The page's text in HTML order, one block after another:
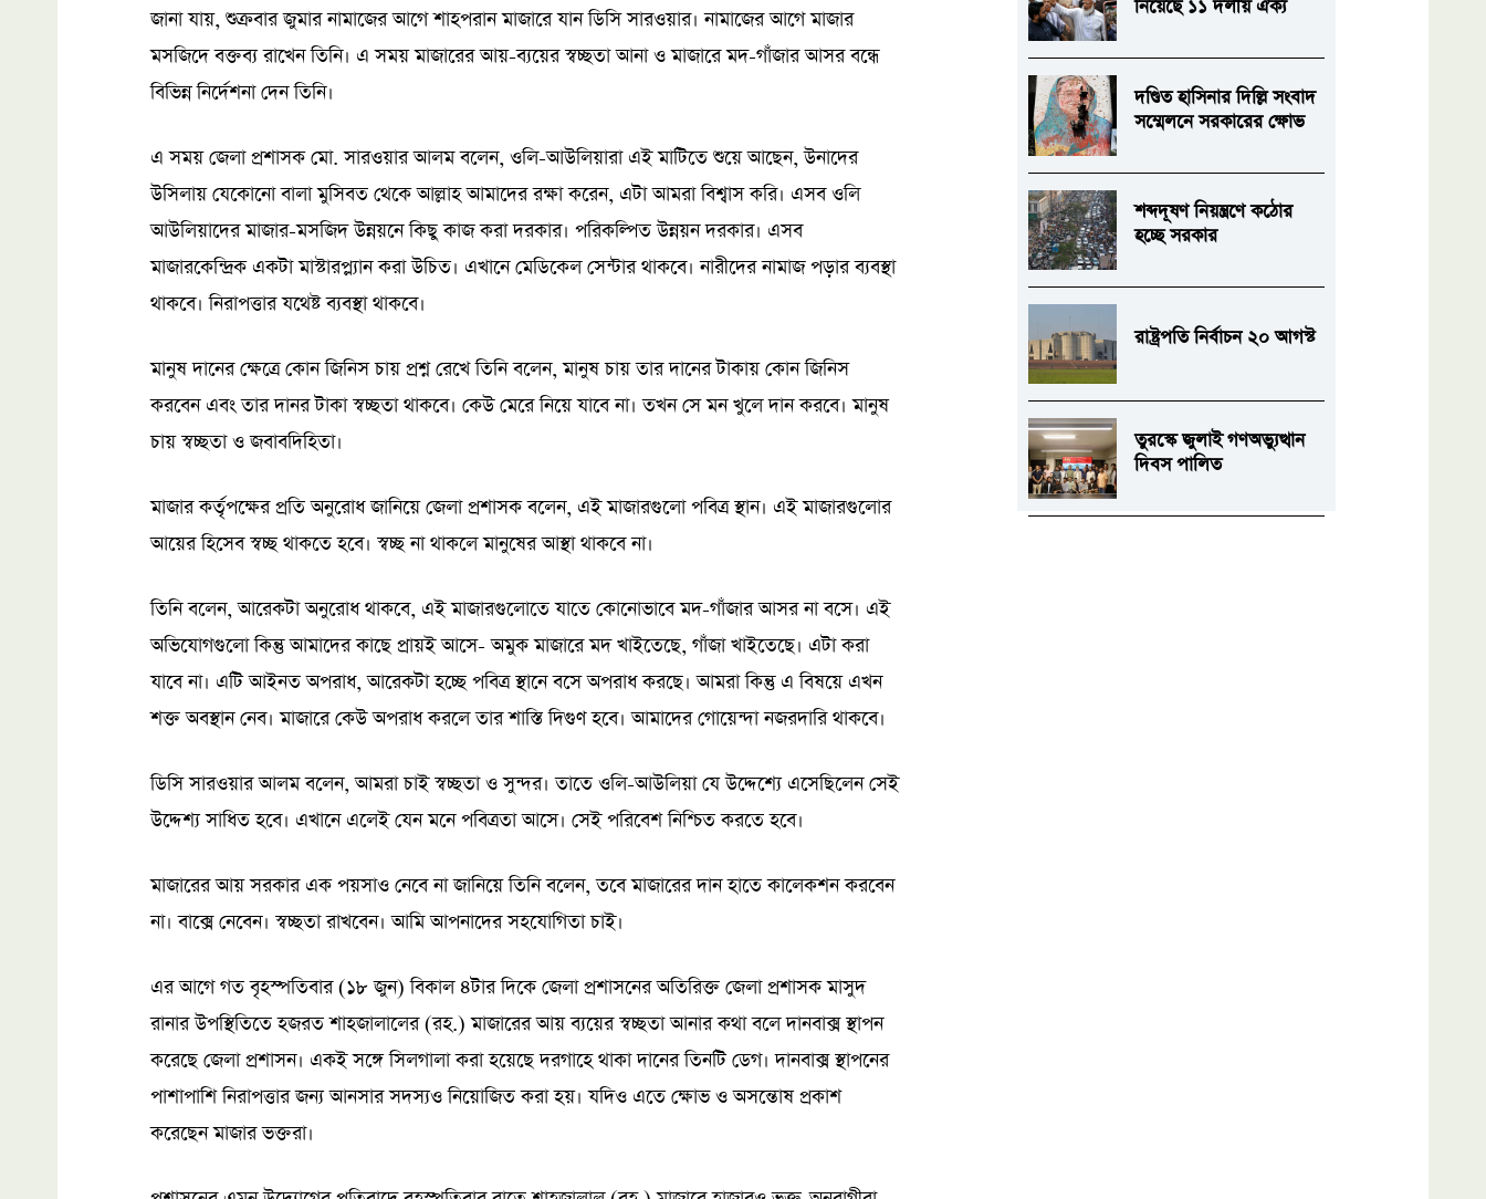
জানা যায়, শুক্রবার জুমার নামাজের আগে শাহপরান মাজারে যান ডিসি সারওয়ার। নামাজের আগে মাজার
মসজিদে বক্তব্য রাখেন তিনি। এ সময় মাজারের আয়-ব্যয়ের স্বচ্ছতা আনা ও মাজারে মদ-গাঁজার আসর বন্ধে
বিভিন্ন নির্দেশনা দেন তিনি।
এ সময় জেলা প্রশাসক মো. সারওয়ার আলম বলেন, ওলি-আউলিয়ারা এই মাটিতে শুয়ে আছেন, উনাদের
উসিলায় যেকোনো বালা মুসিবত থেকে আল্লাহ আমাদের রক্ষা করেন, এটা আমরা বিশ্বাস করি। এসব ওলি
আউলিয়াদের মাজার-মসজিদ উন্নয়নে কিছু কাজ করা দরকার। পরিকল্পিত উন্নয়ন দরকার। এসব
মাজারকেন্দ্রিক একটা মাস্টারপ্ল্যান করা উচিত। এখানে মেডিকেল সেন্টার থাকবে। নারীদের নামাজ পড়ার ব্যবস্থা
থাকবে। নিরাপত্তার যথেষ্ট ব্যবস্থা থাকবে।
মানুষ দানের ক্ষেত্রে কোন জিনিস চায় প্রশ্ন রেখে তিনি বলেন, মানুষ চায় তার দানের টাকায় কোন জিনিস
করবেন এবং তার দানর টাকা স্বচ্ছতা থাকবে। কেউ মেরে নিয়ে যাবে না। তখন সে মন খুলে দান করবে। মানুষ
চায় স্বচ্ছতা ও জবাবদিহিতা।
মাজার কর্তৃপক্ষের প্রতি অনুরোধ জানিয়ে জেলা প্রশাসক বলেন, এই মাজারগুলো পবিত্র স্থান। এই মাজারগুলোর
আয়ের হিসেব স্বচ্ছ থাকতে হবে। স্বচ্ছ না থাকলে মানুষের আস্থা থাকবে না।
তিনি বলেন, আরেকটা অনুরোধ থাকবে, এই মাজারগুলোতে যাতে কোনোভাবে মদ-গাঁজার আসর না বসে। এই
অভিযোগগুলো কিন্তু আমাদের কাছে প্রায়ই আসে- অমুক মাজারে মদ খাইতেছে, গাঁজা খাইতেছে। এটা করা
যাবে না। এটি আইনত অপরাধ, আরেকটা হচ্ছে পবিত্র স্থানে বসে অপরাধ করছে। আমরা কিন্তু এ বিষয়ে এখন
শক্ত অবস্থান নেব। মাজারে কেউ অপরাধ করলে তার শাস্তি দিগুণ হবে। আমাদের গোয়েন্দা নজরদারি থাকবে।
ডিসি সারওয়ার আলম বলেন, আমরা চাই স্বচ্ছতা ও সুন্দর। তাতে ওলি-আউলিয়া যে উদ্দেশ্যে এসেছিলেন সেই
উদ্দেশ্য সাধিত হবে। এখানে এলেই যেন মনে পবিত্রতা আসে। সেই পরিবেশ নিশ্চিত করতে হবে।
মাজারের আয় সরকার এক পয়সাও নেবে না জানিয়ে তিনি বলেন, তবে মাজারের দান হাতে কালেকশন করবেন
না। বাক্সে নেবেন। স্বচ্ছতা রাখবেন। আমি আপনাদের সহযোগিতা চাই।
এর আগে গত বৃহস্পতিবার (১৮ জুন) বিকাল ৪টার দিকে জেলা প্রশাসনের অতিরিক্ত জেলা প্রশাসক মাসুদ
রানার উপস্থিতিতে হজরত শাহজালালের (রহ.) মাজারের আয় ব্যয়ের স্বচ্ছতা আনার কথা বলে দানবাক্স স্থাপন
করেছে জেলা প্রশাসন। একই সঙ্গে সিলগালা করা হয়েছে দরগাহে থাকা দানের তিনটি ডেগ। দানবাক্স স্থাপনের
পাশাপাশি নিরাপত্তার জন্য আনসার সদস্যও নিয়োজিত করা হয়। যদিও এতে ক্ষোভ ও অসন্তোষ প্রকাশ
করেছেন মাজার ভক্তরা।
নিয়েছে ১১ দলীয় ঐক্য
দণ্ডিত হাসিনার দিল্লি সংবাদ
সম্মেলনে সরকারের ক্ষোভ
শব্দদূষণ নিয়ন্ত্রণে কঠোর
হচ্ছে সরকার
রাষ্ট্রপতি নির্বাচন ২০ আগস্ট
তুরস্কে জুলাই গণঅভ্যুত্থান
দিবস পালিত